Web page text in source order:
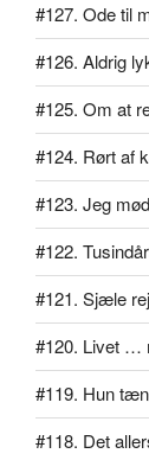
#127. Ode til
#126. Aldrig
#125. Om at
#124. Rørt af
#123. Jeg
#122.
#121. Sjæle
#120. Livet …
#119. Hun
#118. Det